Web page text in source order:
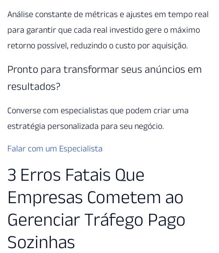
Análise constante de métricas e ajustes em tempo real
para garantir que cada real investido gere o máximo
retorno possível, reduzindo o custo por aquisição.
Pronto para transformar seus anúncios em
resultados?
Converse com especialistas que podem criar uma
estratégia personalizada para seu negócio.
Falar com um Especialista
3 Erros Fatais Que
Empresas Cometem ao
Gerenciar Tráfego Pago
Sozinhas